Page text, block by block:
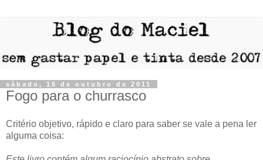
sábado, 15 de outubro de 2011
Fogo para o churrasco
Critério objetivo, rápido e claro para saber se vale a pena ler
alguma coisa: